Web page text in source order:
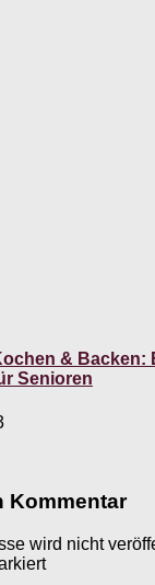
& Backen:
Senioren
Kommentar
wird nicht